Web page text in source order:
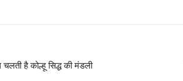
है कोल्हू सिद्ध की मंडली